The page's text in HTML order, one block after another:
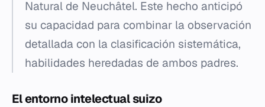
Natural de Neuchâtel. Este hecho anticipó
su capacidad para combinar la observación
detallada con la clasificación sistemática,
habilidades heredadas de ambos padres.
El entorno intelectual suizo